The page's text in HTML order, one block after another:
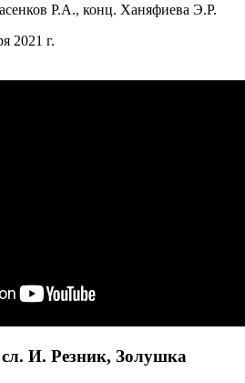
Р.А., конц. Ханяфиева Э.Р.
2021 г.
И. Резник, Золушка